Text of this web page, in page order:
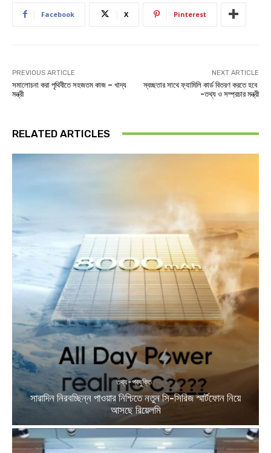
Facebook X Pinterest
PREVIOUS ARTICLE
সমালোচনা করা পৃথিবীতে সহজতম কাজ – খাদ্য
মন্ত্রী
NEXT ARTICLE
স্বচ্ছতার সাথে ফ্যামিলি কার্ড বিতরণ করতে হবে
-তথ্য ও সম্প্রচার মন্ত্রী
RELATED ARTICLES
তথ্য-প্রযুক্তি
সারাদিন নিরবচ্ছিন্ন পাওয়ার নিশ্চিতে নতুন সি-সিরিজ স্মার্টফোন নিয়ে
আসছে রিয়েলমি